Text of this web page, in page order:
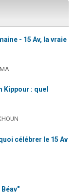
- 15 Av, la vraie
Kippour : quel
célébrer le 15 Av